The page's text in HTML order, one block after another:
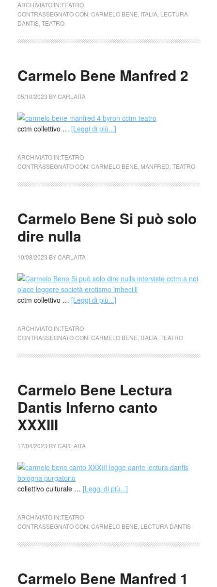
ARCHIVIATO IN:TEATRO
CONTRASSEGNATO CON:CARMELO BENE ITALIA, LECTURA
DANTIS, TEATRO
Carmelo Bene Manfred 2
05/10/2023 BYCARLAITA
cctm collettivo … [Leggi di più...]
ARCHIVIATO IN:TEATRO
CONTRASSEGNATO CON:CARMELO BENE MANFRED TEATRO
Carmelo Bene Si può solo
dire nulla
10/08/2023 BYCARLAITA
cctm collettivo … [Leggi di più...]
ARCHIVIATO IN:TEATRO
CONTRASSEGNATO CON:CARMELO BENE ITALIA, TEATRO
Carmelo Bene Lectura
Dantis Inferno canto
XXXIII
17/04/2023 BYCARLAITA
collettivo culturale … [Leggi di più...]
ARCHIVIATO IN:TEATRO
CONTRASSEGNATO CON:CARMELO BENE LECTURA DANTIS
Carmelo Bene Manfred 1